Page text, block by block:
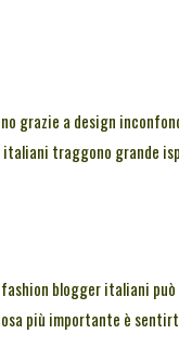
grazie a design
traggono grande
blogger italiani
più importante è